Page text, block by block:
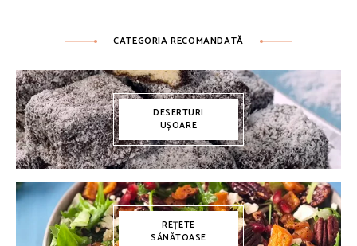
CATEGORIA RECOMANDATĂ
DESERTURI
UȘOARE
REȚETE
SĂNĂTOASE